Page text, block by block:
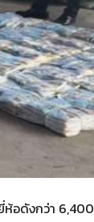
ห้อดังกว่า 6,400